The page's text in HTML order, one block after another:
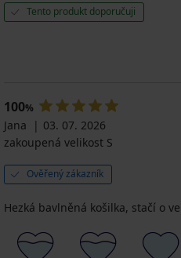
Tento produkt doporučuji
100%
Jana
03. 07. 2026
zakoupená velikost S
Ověřený zákazník
Hezká bavlněná košilka, stačí o